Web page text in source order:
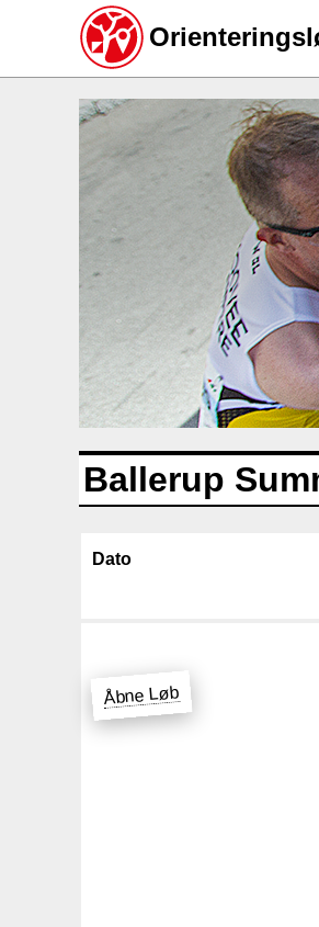
Gå
til
hovedindhold
Ballerup
Dato
Åbne Løb